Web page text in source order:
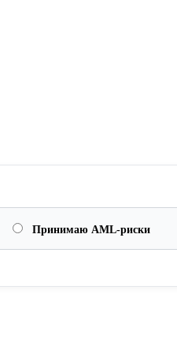
Принимаю AML-риски